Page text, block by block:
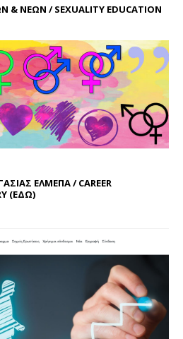
& ΝΕΩΝ / SEXUALITY EDUCATION
ΕΛΜΕΠΑ / CAREER
(ΕΔΩ)